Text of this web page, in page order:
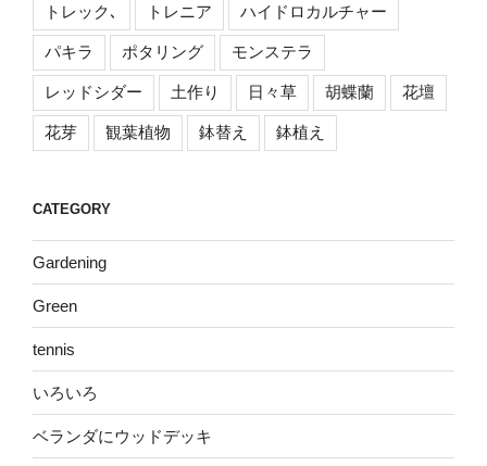
トレック､ トレニア ハイドロカルチャー
パキラ ポタリング モンステラ
レッドシダー 土作り 日々草 胡蝶蘭 花壇
花芽 観葉植物 鉢替え 鉢植え
CATEGORY
Gardening
Green
tennis
いろいろ
ベランダにウッドデッキ